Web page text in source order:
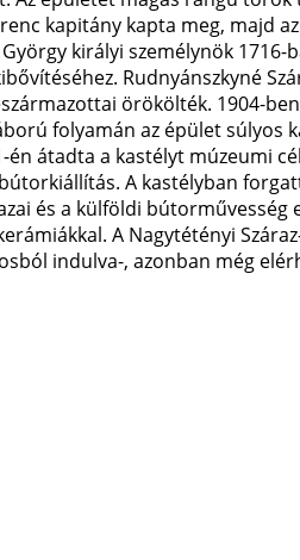
kapitány kapta meg, majd
királyi személynök
Rudnyánszkyné
örökölték. 1904-
folyamán az épület súlyos
én átadta a kastélyt múzeumi
A kastélyban
és a külföldi
A Nagytétényi
indulva-, azonban még